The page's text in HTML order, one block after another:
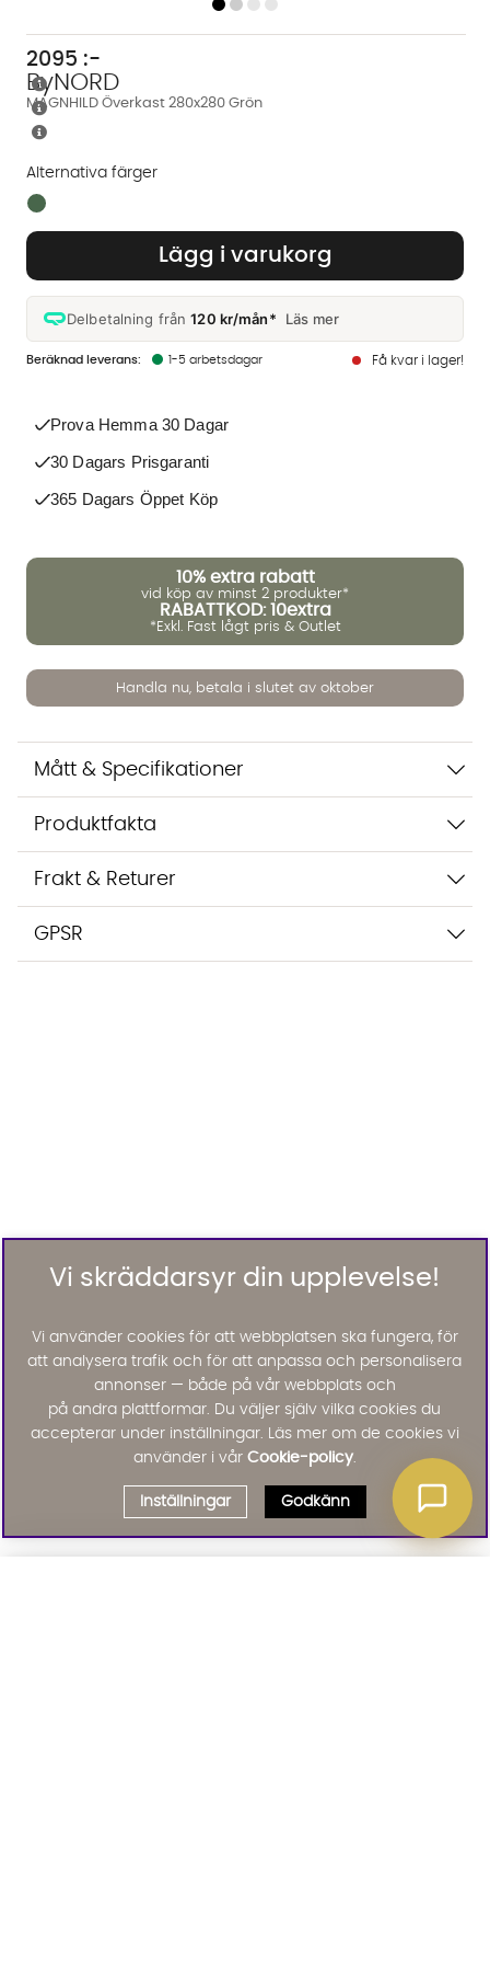
MAGNHILD Överkast 280x280 Grön
ByNORD
2095 :-
Lägg i varukorg
Delbetalning från120 kr/mån* Läs mer
1-5 arbetsdagar Få kvar i lager!
Alternativa färger
Finns även i dessa färger:
Prova Hemma 30 Dagar
30 Dagars Prisgaranti
365 Dagars Öppet Köp
10% extra rabatt
vid köp av minst 2 produkter*
RABATTKOD: 10extra
*Exkl. Fast lågt pris & Outlet
Handla nu, betala i slutet av oktober
Mått & Specifikationer
Produktfakta
Frakt & Returer
GPSR
Vi skräddarsyr din upplevelse!
Vi använder cookies för att webbplatsen ska fungera, för
att analysera trafik och för att anpassa och personalisera
annonser — både på vår webbplats och
på andra plattformar. Du väljer själv vilka cookies du
accepterar under inställningar. Läs mer om de cookies vi
använder i vår Cookie-policy.
Inställningar Godkänn
sparas i upp till 24 timmar för att kunna hjälpa dig. Vi delar
inte dina uppgifter med tredje part. Läs mer i vår
integritetspolicy.
Jag godkänner att konversationen sparas
Starta chatten